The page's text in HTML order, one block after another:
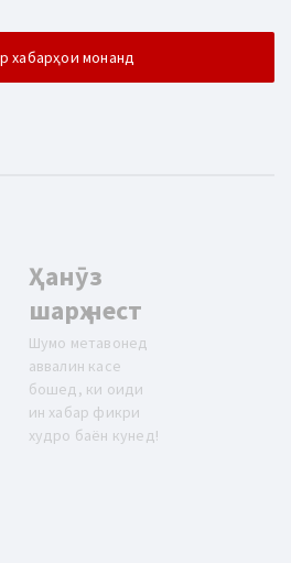
хабарҳои монанд
Ҳанӯз
шарҳ нест
Шумо метавонед
аввалин касе
бошед, ки оиди
ин хабар фикри
худро баён кунед!